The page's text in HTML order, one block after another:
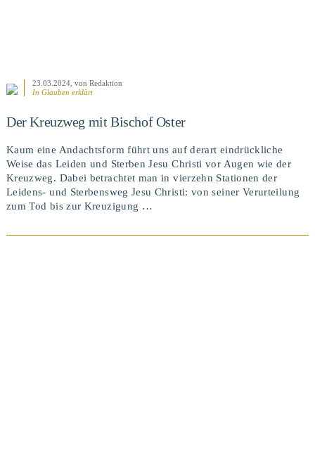
23.03.2024, von Redaktion
In Glauben erklärt
Der Kreuzweg mit Bischof Oster
Kaum eine Andachtsform führt uns auf derart eindrückliche
Weise das Leiden und Sterben Jesu Christi vor Augen wie der
Kreuzweg. Dabei betrachtet man in vierzehn Stationen der
Leidens- und Sterbensweg Jesu Christi: von seiner Verurteilung
zum Tod bis zur Kreuzigung …